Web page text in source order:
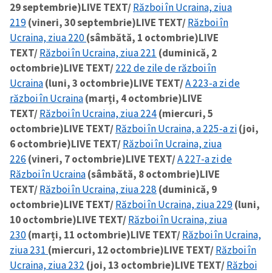
29 septembrie)LIVE TEXT/Război în Ucraina, ziua
219(vineri, 30 septembrie)LIVE TEXT/Război în
Ucraina, ziua 220(sâmbătă, 1 octombrie)LIVE
TEXT/Război în Ucraina, ziua 221 (duminică, 2
octombrie)LIVE TEXT/222 de zile de război în
Ucraina(luni, 3 octombrie)LIVE TEXT/A 223-a zi de
război în Ucraina(marți, 4 octombrie)LIVE
TEXT/Război în Ucraina, ziua 224(miercuri, 5
octombrie)LIVE TEXT/Război în Ucraina, a 225-a zi(joi,
6 octombrie)LIVE TEXT/Război în Ucraina, ziua
226 (vineri, 7 octombrie)LIVE TEXT/A 227-a zi de
Război în Ucraina(sâmbătă, 8 octombrie)LIVE
TEXT/Război în Ucraina, ziua 228 (duminică, 9
octombrie)LIVE TEXT/Război în Ucraina, ziua 229(luni,
10 octombrie)LIVE TEXT/Război în Ucraina, ziua
230(marți, 11 octombrie)LIVE TEXT/Război în Ucraina,
ziua 231 (miercuri, 12 octombrie)LIVE TEXT/Război în
Ucraina, ziua 232 (joi, 13 octombrie)LIVE TEXT/Război